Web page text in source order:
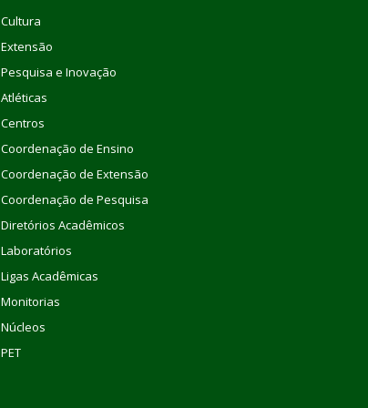
Cultura
Extensão
Pesquisa e Inovação
Atléticas
Centros
Coordenação de Ensino
Coordenação de Extensão
Coordenação de Pesquisa
Diretórios Acadêmicos
Laboratórios
Ligas Acadêmicas
Monitorias
Núcleos
PET